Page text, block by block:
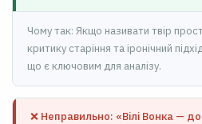
Чому так: Якщо називати твір
критику старіння та іронічний
що є ключовим для аналізу.
❌ Неправильно: «Вілі Вонка —